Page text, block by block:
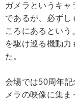
ガメラというキ
であるが、必ずし
ころにあるとい
を駆け巡る機動力
た。
会場では50周年
メラの映像に集ま